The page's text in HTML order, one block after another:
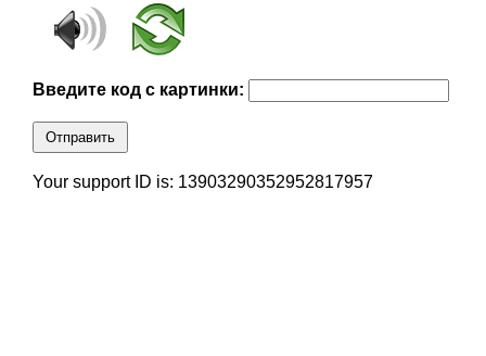
Введите код с картинки:
Отправить
Your support ID is: 13903290352952817957